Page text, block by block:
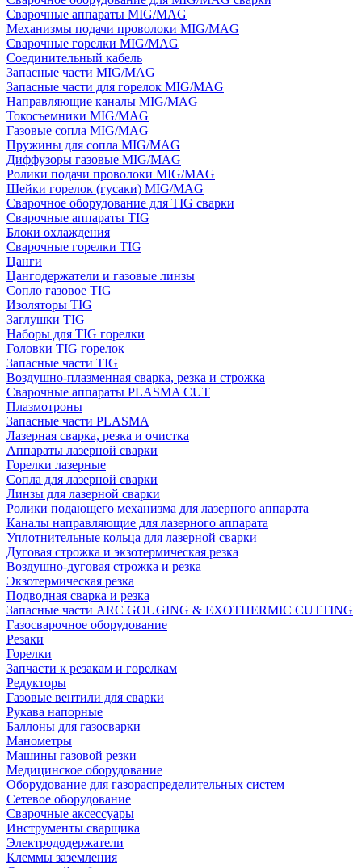
Сварочные аппараты MIG/MAG
Механизмы подачи проволоки MIG/MAG
Сварочные горелки MIG/MAG
Соединительный кабель
Запасные части MIG/MAG
Запасные части для горелок MIG/MAG
Направляющие каналы MIG/MAG
Токосъемники MIG/MAG
Газовые сопла MIG/MAG
Пружины для сопла MIG/MAG
Диффузоры газовые MIG/MAG
Ролики подачи проволоки MIG/MAG
Шейки горелок (гусаки) MIG/MAG
Сварочное оборудование для TIG сварки
Сварочные аппараты TIG
Блоки охлаждения
Сварочные горелки TIG
Цанги
Цангодержатели и газовые линзы
Сопло газовое TIG
Изоляторы TIG
Заглушки TIG
Наборы для TIG горелки
Головки TIG горелок
Запасные части TIG
Воздушно-плазменная сварка, резка и строжка
Сварочные аппараты PLASMA CUT
Плазмотроны
Запасные части PLASMA
Лазерная сварка, резка и очистка
Аппараты лазерной сварки
Горелки лазерные
Сопла для лазерной сварки
Линзы для лазерной сварки
Ролики подающего механизма для лазерного аппарата
Каналы направляющие для лазерного аппарата
Уплотнительные кольца для лазерной сварки
Дуговая строжка и экзотермическая резка
Воздушно-дуговая строжка и резка
Экзотермическая резка
Подводная сварка и резка
Запасные части ARC GOUGING & EXOTHERMIC CUTTING
Газосварочное оборудование
Резаки
Горелки
Запчасти к резакам и горелкам
Редукторы
Газовые вентили для сварки
Рукава напорные
Баллоны для газосварки
Манометры
Машины газовой резки
Медицинское оборудование
Оборудование для газораспределительных систем
Сетевое оборудование
Сварочные аксессуары
Инструменты сварщика
Электрододержатели
Клеммы заземления